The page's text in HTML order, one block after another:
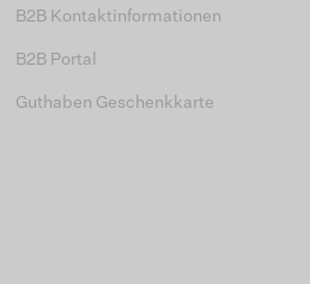
B2B Kontaktinformationen
B2B Portal
Guthaben Geschenkkarte